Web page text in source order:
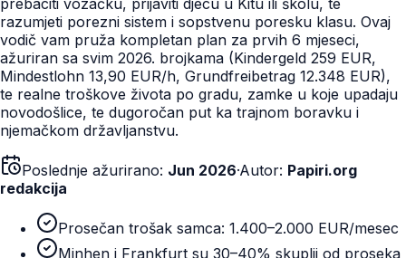
razumjeti porezni sistem i sopstvenu poresku klasu. Ovaj
vodič vam pruža kompletan plan za prvih 6 mjeseci,
ažuriran sa svim 2026. brojkama (Kindergeld 259 EUR,
Mindestlohn 13,90 EUR/h, Grundfreibetrag 12.348 EUR),
te realne troškove života po gradu, zamke u koje upadaju
novodošlice, te dugoročan put ka trajnom boravku i
njemačkom državljanstvu.
Poslednje ažurirano: Jun 2026·Autor: Papiri.org
redakcija
Prosečan trošak samca: 1.400–2.000 EUR/mesec
Minhen i Frankfurt su 30–40% skuplji od proseka